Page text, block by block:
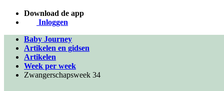
Download de app
Inloggen
Baby Journey
Artikelen en gidsen
Artikelen
Week per week
Zwangerschapsweek 34